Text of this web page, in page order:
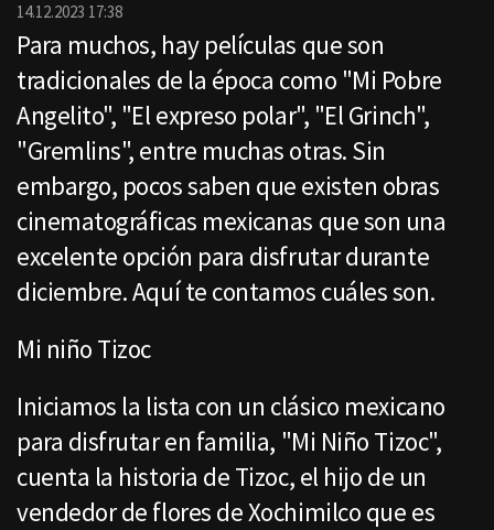
14.12.2023 17:38
Para muchos, hay películas que son
tradicionales de la época como "Mi Pobre
Angelito", "El expreso polar", "El Grinch",
"Gremlins", entre muchas otras. Sin
embargo, pocos saben que existen obras
cinematográficas mexicanas que son una
excelente opción para disfrutar durante
diciembre. Aquí te contamos cuáles son.
Mi niño Tizoc
Iniciamos la lista con un clásico mexicano
para disfrutar en familia, "Mi Niño Tizoc",
cuenta la historia de Tizoc, el hijo de un
vendedor de flores de Xochimilco que es